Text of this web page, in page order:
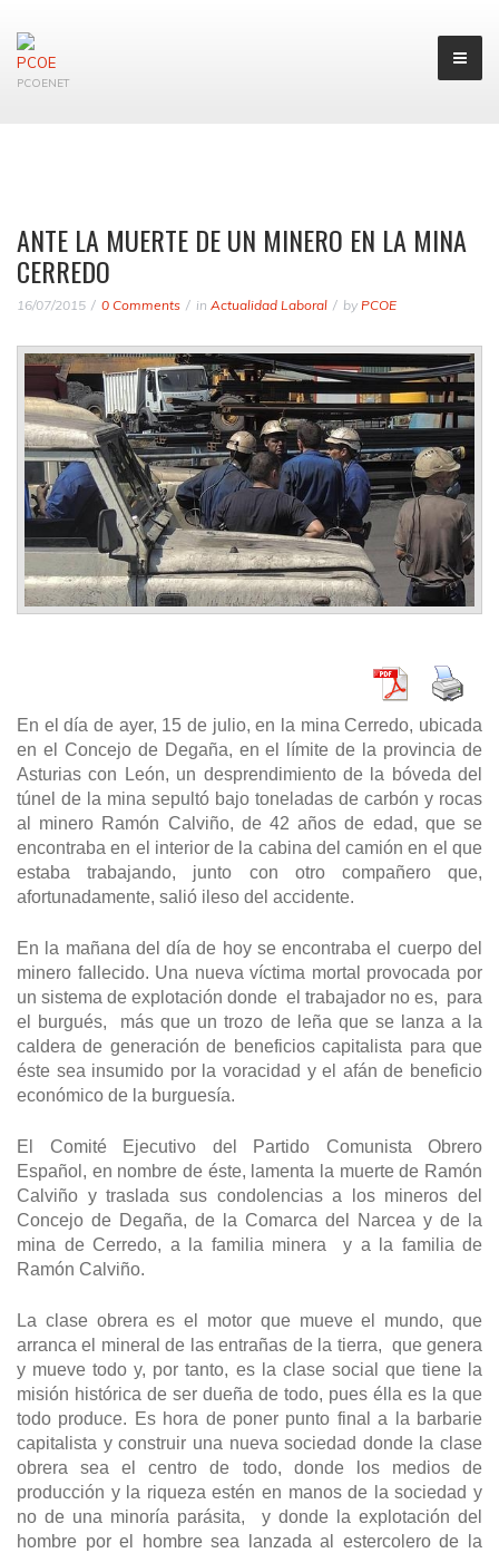
PCOENET
ANTE LA MUERTE DE UN MINERO EN LA MINA
CERREDO
16/07/2015 0 Comments in Actualidad Laboral by PCOE
En el día de ayer, 15 de julio, en la mina Cerredo, ubicada
en el Concejo de Degaña, en el límite de la provincia de
Asturias con León, un desprendimiento de la bóveda del
túnel de la mina sepultó bajo toneladas de carbón y rocas
al minero Ramón Calviño, de 42 años de edad, que se
encontraba en el interior de la cabina del camión en el que
estaba trabajando, junto con otro compañero que,
afortunadamente, salió ileso del accidente.
En la mañana del día de hoy se encontraba el cuerpo del
minero fallecido. Una nueva víctima mortal provocada por
un sistema de explotación donde el trabajador no es, para
el burgués, más que un trozo de leña que se lanza a la
caldera de generación de beneficios capitalista para que
éste sea insumido por la voracidad y el afán de beneficio
económico de la burguesía.
El Comité Ejecutivo del Partido Comunista Obrero
Español, en nombre de éste, lamenta la muerte de Ramón
Calviño y traslada sus condolencias a los mineros del
Concejo de Degaña, de la Comarca del Narcea y de la
mina de Cerredo, a la familia minera y a la familia de
Ramón Calviño.
La clase obrera es el motor que mueve el mundo, que
arranca el mineral de las entrañas de la tierra, que genera
y mueve todo y, por tanto, es la clase social que tiene la
misión histórica de ser dueña de todo, pues élla es la que
todo produce. Es hora de poner punto final a la barbarie
capitalista y construir una nueva sociedad donde la clase
obrera sea el centro de todo, donde los medios de
producción y la riqueza estén en manos de la sociedad y
no de una minoría parásita, y donde la explotación del
hombre por el hombre sea lanzada al estercolero de la